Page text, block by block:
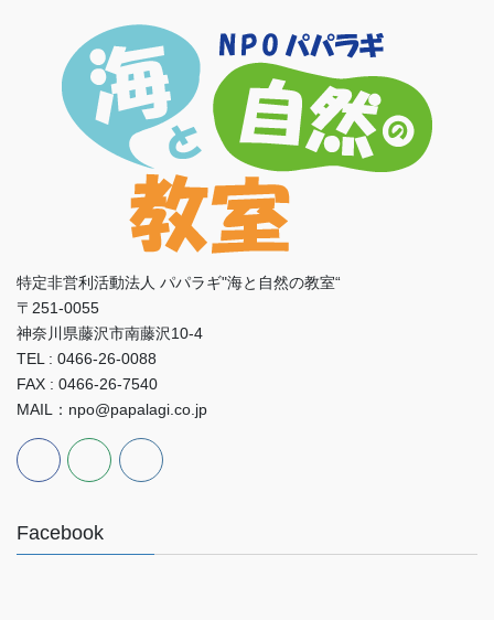
特定非営利活動法人 パパラギ"海と自然の教室“
〒251-0055
神奈川県藤沢市南藤沢10-4
TEL : 0466-26-0088
FAX : 0466-26-7540
MAIL：npo@papalagi.co.jp
Facebook